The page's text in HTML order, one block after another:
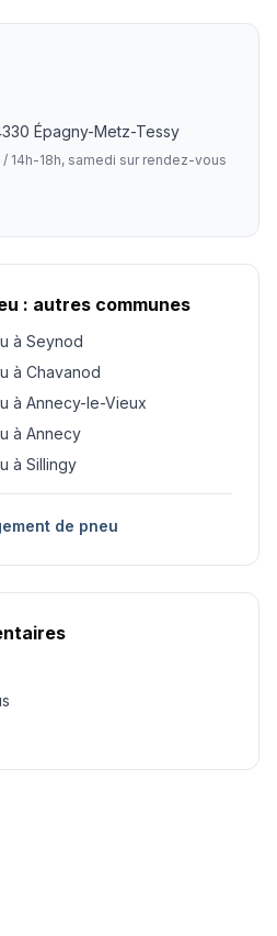
Épagny-Metz-Tessy
14h-18h, samedi sur rendez-vous
: autres communes
à Seynod
à Chavanod
à Annecy-le-Vieux
à Annecy
à Sillingy
de pneu